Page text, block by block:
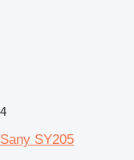
4
Sany SY205